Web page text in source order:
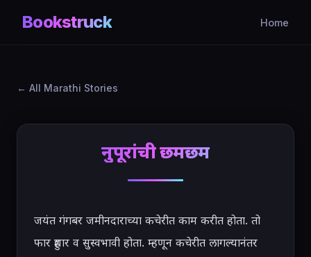
Bookstruck Home
All Marathi Stories
नुपूरांची छमछम
जयंत गंगबर जमीनदाराच्या कचेरीत काम करीत होता. तो
फार हुशार व सुस्वभावी होता. म्हणून कचेरीत लागल्यानंतर